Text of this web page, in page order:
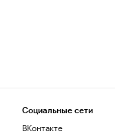
Социальные сети
ВКонтакте